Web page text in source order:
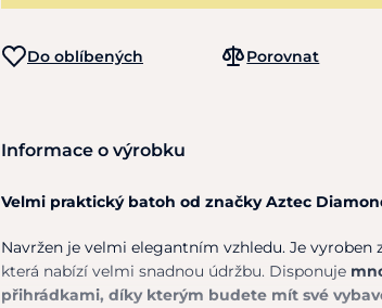
Do oblíbených Porovnat
Informace o výrobku
Velmi praktický batoh od značky Aztec
Navržen je velmi elegantním vzhledu. Je vyroben
která nabízí velmi snadnou údržbu. Disponuje
přihrádkami, díky kterým budete mít své